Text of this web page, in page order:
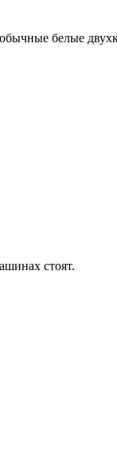
белые
стоят.